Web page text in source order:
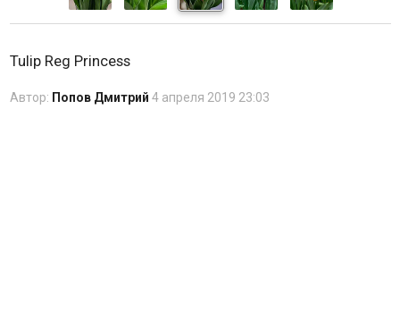
Tulip Reg Princess
Автор: Попов Дмитрий 4 апреля 2019 23:03